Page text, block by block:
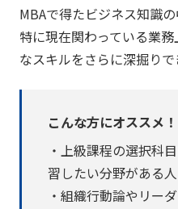
MBAで得たビジネス知識の
特に現在関わっている業
なスキルをさらに深掘りで
こんな方にオススメ！
・上級課程の選択科
習したい分野がある人
・組織行動論やリー